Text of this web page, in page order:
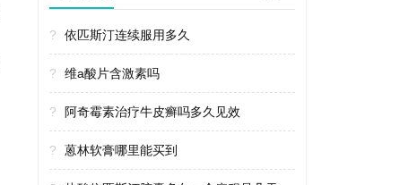
? 依匹斯汀连续服用多久
? 维a酸片含激素吗
? 阿奇霉素治疗牛皮癣吗多久见效
? 蒽林软膏哪里能买到